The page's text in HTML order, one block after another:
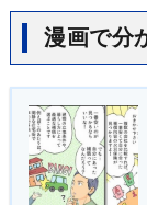
漫画で分